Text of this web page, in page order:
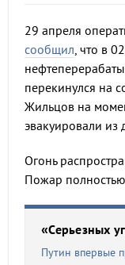
29 апреля
сообщил, что в
перекинулся на
Жильцов на
эвакуировали
Огонь
Пожар
«Серьезных
Путин впервые